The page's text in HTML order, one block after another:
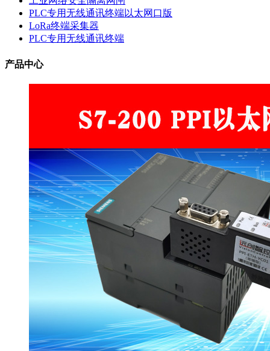
PLC专用无线通讯终端以太网口版
LoRa终端采集器
PLC专用无线通讯终端
产品中心